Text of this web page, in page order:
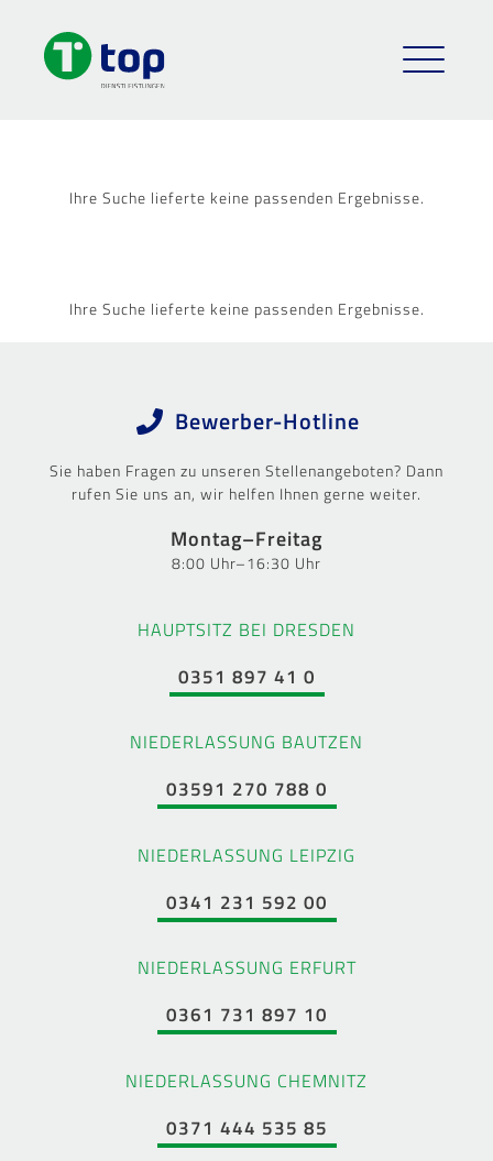
Ihre Suche lieferte keine passenden Ergebnisse.
Ihre Suche lieferte keine passenden Ergebnisse.
Bewerber-Hotline
Sie haben Fragen zu unseren Stellenangeboten? Dann
rufen Sie uns an, wir helfen Ihnen gerne weiter.
Montag–Freitag
8:00 Uhr–16:30 Uhr
HAUPTSITZ BEI DRESDEN
0351 897 41 0
NIEDERLASSUNG BAUTZEN
03591 270 788 0
NIEDERLASSUNG LEIPZIG
0341 231 592 00
NIEDERLASSUNG ERFURT
0361 731 897 10
NIEDERLASSUNG CHEMNITZ
0371 444 535 85